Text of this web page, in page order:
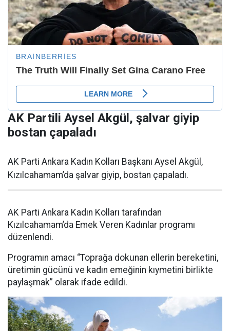
AK Partili Aysel Akgül, şalvar giyip
bostan çapaladı
AK Parti Ankara Kadın Kolları Başkanı Aysel Akgül,
Kızılcahamam’da şalvar giyip, bostan çapaladı.
AK Parti Ankara Kadın Kolları tarafından
Kızılcahamam’da Emek Veren Kadınlar programı
düzenlendi.
Programın amacı “Toprağa dokunan ellerin bereketini,
üretimin gücünü ve kadın emeğinin kıymetini birlikte
paylaşmak” olarak ifade edildi.